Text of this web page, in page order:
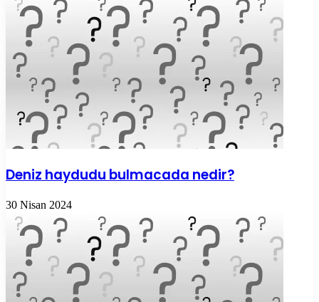
Deniz haydudu bulmacada nedir?
30 Nisan 2024